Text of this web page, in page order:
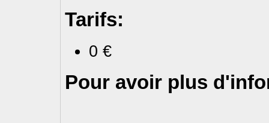
Tarifs:
0 €
Pour avoir plus